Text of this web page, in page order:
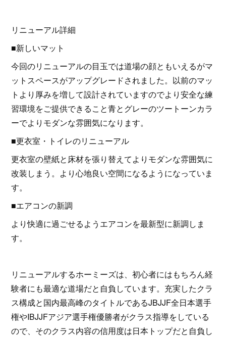
リニューアル詳細
■新しいマット
今回のリニューアルの目玉では道場の顔ともいえるがマ
ットスペースがアップグレードされました。以前のマッ
トより厚みを増して設計されていますのでより安全な練
習環境をご提供できること青とグレーのツートーンカラ
ーでよりモダンな雰囲気になります。
■更衣室・トイレのリニューアル
更衣室の壁紙と床材を張り替えてよりモダンな雰囲気に
改装しまう。より心地良い空間になるようになっていま
す。
■エアコンの新調
より快適に過ごせるようエアコンを最新型に新調しま
す。
リニューアルするホーミーズは、初心者にはもちろん経
験者にも最適な道場だと自負しています。充実したクラ
ス構成と国内最高峰のタイトルであるJBJJF全日本選手
権やIBJJFアジア選手権優勝者がクラス指導をしている
ので、そのクラス内容の信用度は日本トップだと自負し